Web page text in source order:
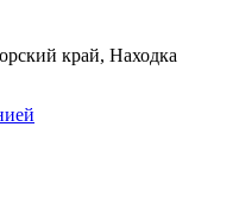
край, Находка